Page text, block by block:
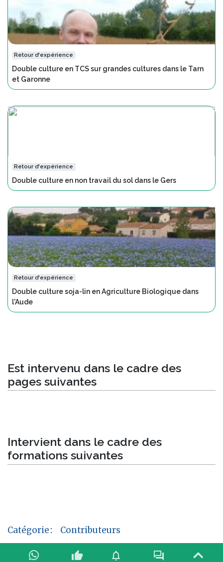
Retour d'expérience
Double culture en TCS sur grandes cultures dans le Tarn
et Garonne
Retour d'expérience
Double culture en non travail du sol dans le Gers
Retour d'expérience
Double culture soja-lin en Agriculture Biologique dans
l'Aude
Est intervenu dans le cadre des
pages suivantes
Intervient dans le cadre des
formations suivantes
Catégorie: Contributeurs
thumb_up notifications forum